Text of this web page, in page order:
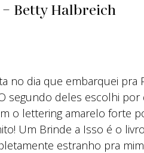
Betty Halbreich
no dia que embarquei pra
segundo deles escolhi por
o lettering amarelo forte
Um Brinde a Isso é o
estranho pra